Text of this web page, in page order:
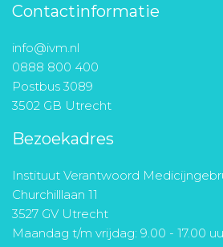
Contactinformatie
info@ivm.nl
0888 800 400
Postbus 3089
3502 GB Utrecht
Bezoekadres
Instituut Verantwoord
Churchilllaan 11
3527 GV Utrecht
Maandag t/m vrijdag: 9.00 - 17.00